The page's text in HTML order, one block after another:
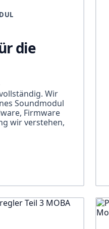
die
Wir
Soundmodul
Firmware
wir verstehen,